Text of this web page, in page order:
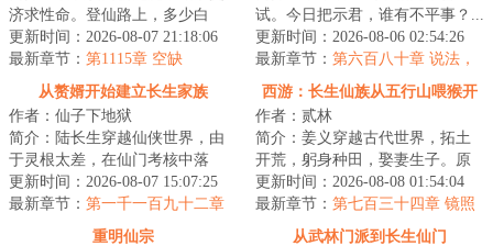
济求性命。登仙路上，多少白
骨？仙山道宗，几家长青？许玄
一朝穿越，为大赤...
更新时间：2026-08-07 21:18:06
最新章节： 第1115章 空缺
试。今日把示君，谁有不平事？...
更新时间：2026-08-06 02:54:26
最新章节： 第六百八十章 说法，
花开，龙现，道明（7.1K字奉
上，求月票支持~）
从赘婿开始建立长生家族
作者：仙子下地狱
简介：陆长生穿越仙侠世界，由
于灵根太差，在仙门考核中落
选。好在有着多子多福系统，生
育子嗣就能获得奖...
更新时间：2026-08-07 15:07:25
最新章节： 第一千一百九十二章
西游：长生仙族从五行山喂猴开
作者：贰林
简介：姜义穿越古代世界，拓土
开荒，躬身种田，娶妻生子。原
想这便是此生注定，平淡且足
矣。偏是那五岁的...
更新时间：2026-08-08 01:54:04
最新章节： 第七百三十四章 镜照
是非，兜率威名（二合一，今日
重明仙宗
从武林门派到长生仙门